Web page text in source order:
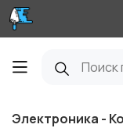
Электроника -